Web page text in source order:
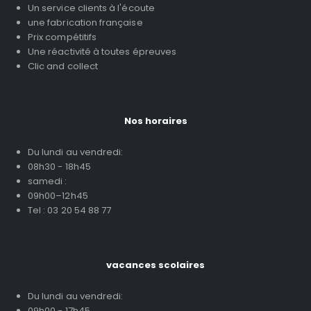
Un service clients à l'écoute
une fabrication française
Prix compétitifs
Une réactivité à toutes épreuves
Clic and collect
Nos horaires
Du lundi au vendredi:
08h30 - 18h45
samedi :
09h00–12h45
Tel : 03 20 54 88 77
vacances scolaires
Du lundi au vendredi: